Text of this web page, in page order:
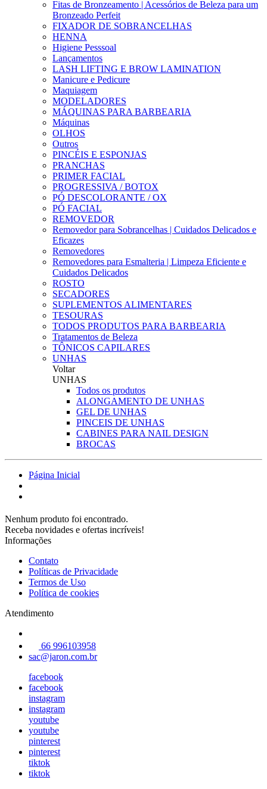
Fitas de Bronzeamento | Acessórios de Beleza para um
Bronzeado Perfeit
FIXADOR DE SOBRANCELHAS
HENNA
Higiene Pesssoal
Lançamentos
LASH LIFTING E BROW LAMINATION
Manicure e Pedicure
Maquiagem
MODELADORES
MÁQUINAS PARA BARBEARIA
Máquinas
OLHOS
Outros
PINCÉIS E ESPONJAS
PRANCHAS
PRIMER FACIAL
PROGRESSIVA / BOTOX
PÓ DESCOLORANTE / OX
PÓ FACIAL
REMOVEDOR
Removedor para Sobrancelhas | Cuidados Delicados e
Eficazes
Removedores
Removedores para Esmalteria | Limpeza Eficiente e
Cuidados Delicados
ROSTO
SECADORES
SUPLEMENTOS ALIMENTARES
TESOURAS
TODOS PRODUTOS PARA BARBEARIA
Tratamentos de Beleza
TÔNICOS CAPILARES
UNHAS
Voltar
UNHAS
Todos os produtos
ALONGAMENTO DE UNHAS
GEL DE UNHAS
PINCEIS DE UNHAS
CABINES PARA NAIL DESIGN
BROCAS
Página Inicial
Nenhum produto foi encontrado.
Receba novidades e ofertas incríveis!
Informações
Contato
Políticas de Privacidade
Termos de Uso
Política de cookies
Atendimento
66 996103958
sac@jaron.com.br
facebook
facebook
instagram
instagram
youtube
youtube
pinterest
pinterest
tiktok
tiktok